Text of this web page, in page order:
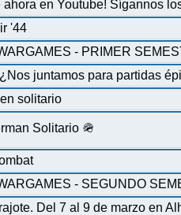
en Youtube! Sígannos
'44
- PRIMER
juntamos para partidas
solitario
Solitario 🪖
- SEGUNDO
Del 7 al 9 de marzo en